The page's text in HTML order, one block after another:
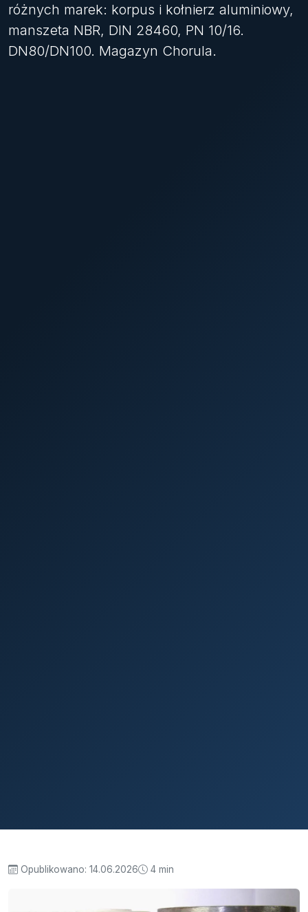
różnych marek: korpus i kołnierz aluminiowy,
manszeta NBR, DIN 28460, PN 10/16.
DN80/DN100. Magazyn Chorula.
Opublikowano: 14.06.2026 4 min